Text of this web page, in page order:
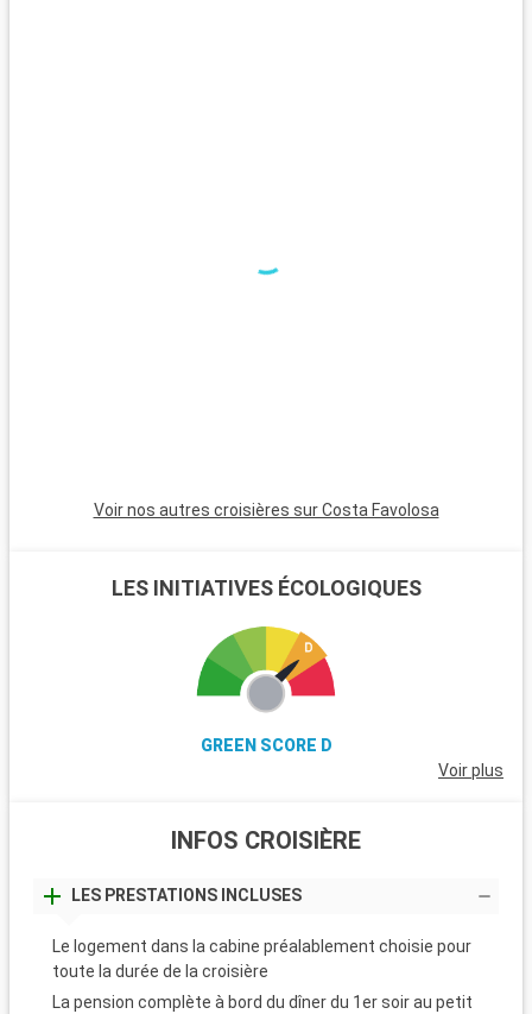
Voir nos autres croisières sur Costa Favolosa
LES INITIATIVES ÉCOLOGIQUES
GREEN SCORE D
Voir plus
INFOS CROISIÈRE
LES PRESTATIONS INCLUSES
Le logement dans la cabine préalablement choisie pour
toute la durée de la croisière
La pension complète à bord du dîner du 1er soir au petit